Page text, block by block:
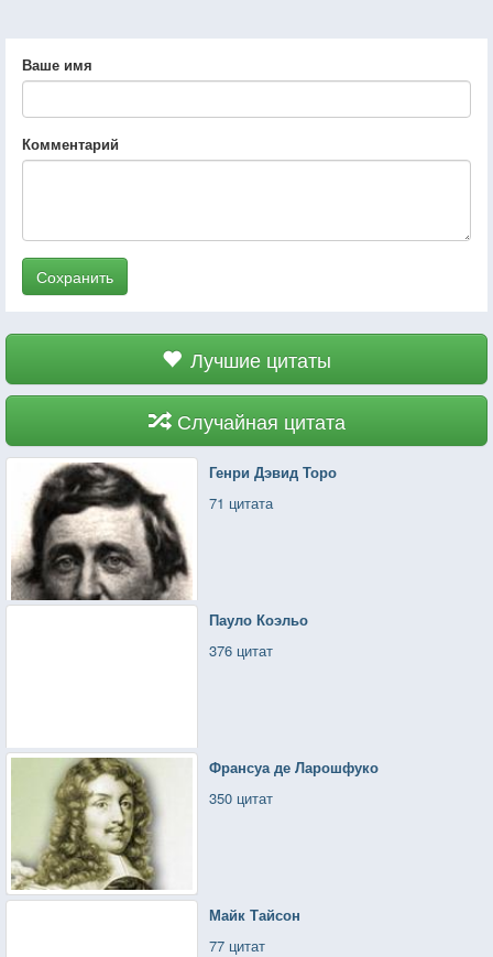
Ваше имя
Комментарий
Сохранить
Лучшие цитаты
Случайная цитата
Генри Дэвид Торо
71 цитата
Пауло Коэльо
376 цитат
Франсуа де Ларошфуко
350 цитат
Майк Тайсон
77 цитат